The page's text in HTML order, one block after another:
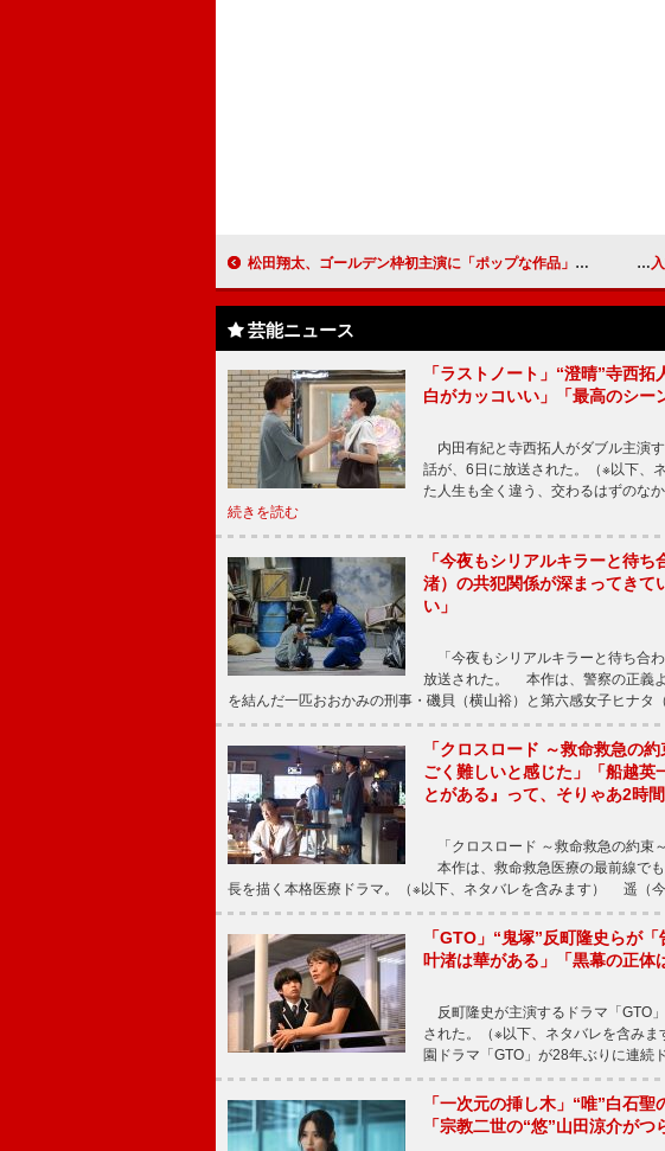
松田翔太、ゴールデン枠初主演に「ポップな作品」 「ドン★キホーテ」共演は高橋克実、成海璃子、内田有紀 麒
芸能ニュース
「ラストノート」“澄晴”寺西
白がカッコいい」「最高のシー
内田有紀と寺西拓人がダブル主演
話が、6日に放送された。（※以下
た人生も全く違う、交わるはずのな
続きを読む
「今夜もシリアルキラーと待
渚）の共犯関係が深まってきて
い」
「今夜もシリアルキラーと待ち合
放送された。 本作は、警察の正義
を結んだ一匹おおかみの刑事・磯貝（横山裕）と第六感女子ヒナタ
「クロスロード ～救命救急の
ごく難しいと感じた」「船越英
とがある』って、そりゃあ2時
「クロスロード ～救命救急の約束
本作は、救命救急医療の最前線で
長を描く本格医療ドラマ。（※以下、ネタバレを含みます） 遥（
「GTO」“鬼塚”反町隆史らが
叶渚は華がある」「黒幕の正体
反町隆史が主演するドラマ「GTO
された。（※以下、ネタバレを含み
園ドラマ「GTO」が28年ぶりに連続
「一次元の挿し木」“唯”白石
「宗教二世の“悠”山田涼介がつ